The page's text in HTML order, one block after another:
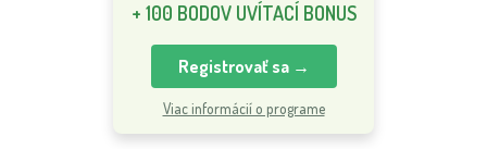
+ 100 BODOV UVÍTACÍ BONUS
Registrovať sa →
Viac informácií o programe